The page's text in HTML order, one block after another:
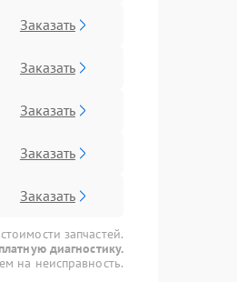
Заказать
Заказать
Заказать
Заказать
Заказать
запчастей.
диагностику.
на неисправность.